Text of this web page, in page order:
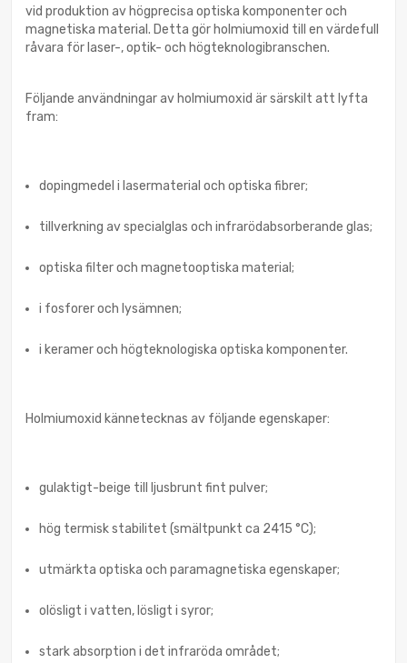
vid produktion av högprecisa optiska komponenter och
magnetiska material. Detta gör holmiumoxid till en värdefull
råvara för laser-, optik- och högteknologibranschen.
Följande användningar av holmiumoxid är särskilt att lyfta
fram:
dopingmedel i lasermaterial och optiska fibrer;
tillverkning av specialglas och infrarödabsorberande glas;
optiska filter och magnetooptiska material;
i fosforer och lysämnen;
i keramer och högteknologiska optiska komponenter.
Holmiumoxid kännetecknas av följande egenskaper:
gulaktigt-beige till ljusbrunt fint pulver;
hög termisk stabilitet (smältpunkt ca 2415 °C);
utmärkta optiska och paramagnetiska egenskaper;
olösligt i vatten, lösligt i syror;
stark absorption i det infraröda området;